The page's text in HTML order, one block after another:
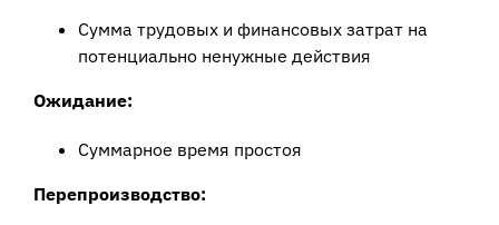
Сумма трудовых и финансовых затрат на
потенциально ненужные действия
Ожидание:
Суммарное время простоя
Перепроизводство: